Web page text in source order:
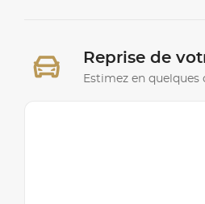
Reprise de
Estimez en